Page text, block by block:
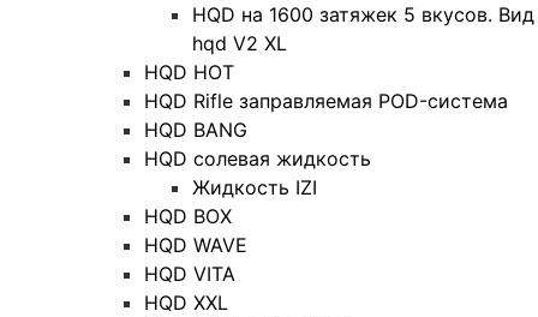
HQD на 1600 затяжек 5 вкусов. Вид
hqd V2 XL
HQD HOT
HQD Rifle заправляемая POD-система
HQD BANG
HQD солевая жидкость
Жидкость IZI
HQD BOX
HQD WAVE
HQD VITA
HQD XXL